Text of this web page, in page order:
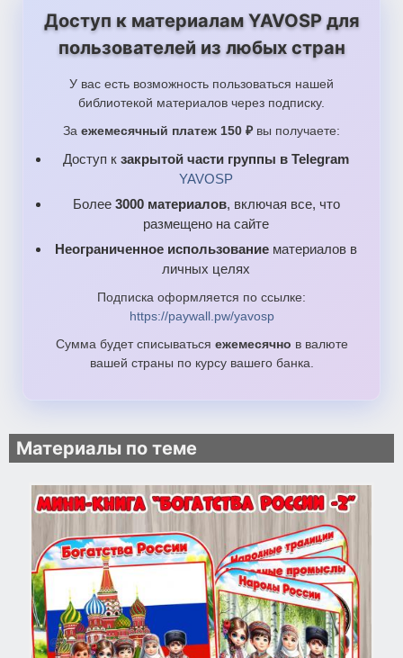
Доступ к материалам YAVOSP для
пользователей из любых стран
У вас есть возможность пользоваться нашей
библиотекой материалов через подписку.
За ежемесячный платеж 150 ₽ вы получаете:
Доступ к закрытой части группы в Telegram
YAVOSP
Более 3000 материалов, включая все, что
размещено на сайте
Неограниченное использование материалов в
личных целях
Подписка оформляется по ссылке:
https://paywall.pw/yavosp
Сумма будет списываться ежемесячно в валюте
вашей страны по курсу вашего банка.
Материалы по теме